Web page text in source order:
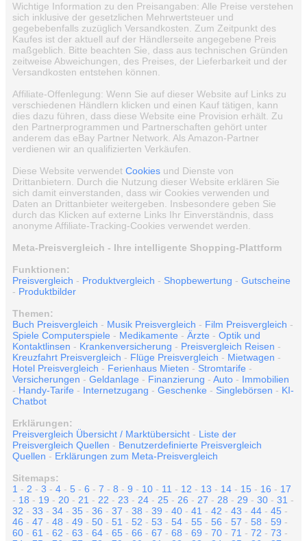
Wichtige Information zu den Preisangaben: Alle Preise verstehen
sich inklusive der gesetzlichen Mehrwertsteuer und
gegebebenfalls zuzüglich Versandkosten. Zum Zeitpunkt des
Kaufes ist der aktuell auf der Händlerseite angegebene Preis
maßgeblich. Bitte beachten Sie, dass aus technischen Gründen
zeitweise Abweichungen, des Preises, der Lieferbarkeit und der
Versandkosten entstehen können.
Affiliate-Offenlegung: Wenn Sie auf dieser Website auf Links zu
verschiedenen Händlern klicken und einen Kauf tätigen, kann
dies dazu führen, dass diese Website eine Provision erhält. Zu
den Partnerprogrammen und Partnerschaften gehört unter
anderem das eBay Partner Network. Als Amazon-Partner
verdienen wir an qualifizierten Verkäufen.
Diese Website verwendet Cookies und Dienste von
Drittanbietern. Durch die Nutzung dieser Website erklären Sie
sich damit einverstanden, dass wir Cookies verwenden und
Daten an Drittanbieter weitergeben. Insbesondere geben Sie
durch das Klicken auf externe Links Ihr Einverständnis, dass
anonyme Affiliate-Tracking-Cookies verwendet werden.
Meta-Preisvergleich - Ihre intelligente Shopping-Plattform
Funktionen:
Preisvergleich - Produktvergleich - Shopbewertung - Gutscheine
- Produktbilder
Themen:
Buch Preisvergleich - Musik Preisvergleich - Film Preisvergleich -
Spiele Computerspiele - Medikamente - Ärzte - Optik und
Kontaktlinsen - Krankenversicherung - Preisvergleich Reisen -
Kreuzfahrt Preisvergleich - Flüge Preisvergleich - Mietwagen -
Hotel Preisvergleich - Ferienhaus Mieten - Stromtarife -
Versicherungen - Geldanlage - Finanzierung - Auto - Immobilien
- Handy-Tarife - Internetzugang - Geschenke - Singlebörsen - KI-
Chatbot
Erklärungen:
Preisvergleich Übersicht / Marktübersicht - Liste der
Preisvergleich Quellen - Benutzerdefinierte Preisvergleich
Quellen - Erklärungen zum Meta-Preisvergleich
Sitemaps:
1 - 2 - 3 - 4 - 5 - 6 - 7 - 8 - 9 - 10 - 11 - 12 - 13 - 14 - 15 - 16 - 17
- 18 - 19 - 20 - 21 - 22 - 23 - 24 - 25 - 26 - 27 - 28 - 29 - 30 - 31 -
32 - 33 - 34 - 35 - 36 - 37 - 38 - 39 - 40 - 41 - 42 - 43 - 44 - 45 -
46 - 47 - 48 - 49 - 50 - 51 - 52 - 53 - 54 - 55 - 56 - 57 - 58 - 59 -
60 - 61 - 62 - 63 - 64 - 65 - 66 - 67 - 68 - 69 - 70 - 71 - 72 - 73 -